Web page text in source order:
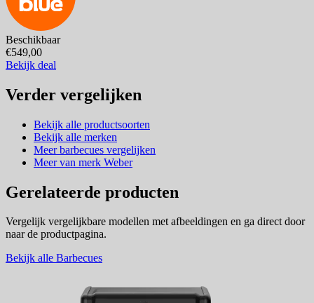
Beschikbaar
€549,00
Bekijk deal
Verder vergelijken
Bekijk alle productsoorten
Bekijk alle merken
Meer barbecues vergelijken
Meer van merk Weber
Gerelateerde producten
Vergelijk vergelijkbare modellen met afbeeldingen en ga direct door
naar de productpagina.
Bekijk alle Barbecues